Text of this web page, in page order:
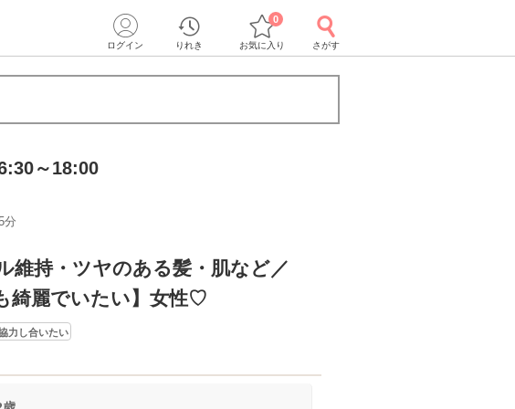
ログイン りれき お気に入り
0
さがす
～18:00
分
維持・ツヤのある髪・肌など／
綺麗でいたい】女性♡
力し合いたい